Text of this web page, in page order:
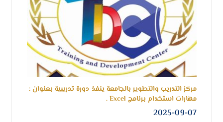
مركز التدريب والتطوير بالجامعة ينفذ دورة تدريبية بعنوان :
مهارات استخدام برنامج Excel .
2025-09-07